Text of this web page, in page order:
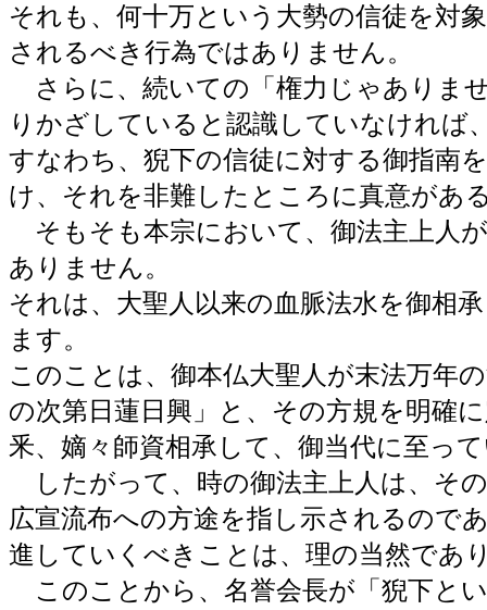
それも、何十万という大勢の信徒を対
されるべき行為ではありません。
さらに、続いての「権力じゃありま
りかざしていると認識していなければ
すなわち、猊下の信徒に対する御指南
け、それを非難したところに真意があ
そもそも本宗において、御法主上人
ありません。
それは、大聖人以来の血脈法水を御相
ます。
このことは、御本仏大聖人が末法万年
の次第日蓮日興」と、その方規を明確
釆、嫡々師資相承して、御当代に至っ
したがって、時の御法主上人は、そ
広宣流布への方途を指し示されるので
進していくべきことは、理の当然であ
このことから、名誉会長が「猊下と